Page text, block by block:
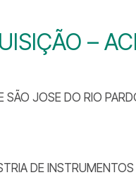
–
SÃO JOSE DO RIO
DE